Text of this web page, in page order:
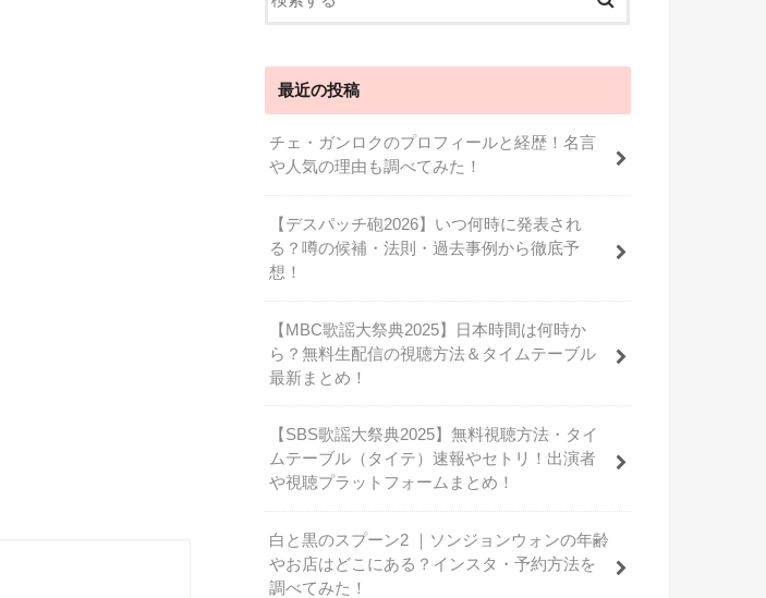
最近の投稿
チェ・ガンロクのプロフィールと経歴！名言
や人気の理由も調べてみた！
【デスパッチ砲2026】いつ何時に発表され
る？噂の候補・法則・過去事例から徹底予
想！
【MBC歌謡大祭典2025】日本時間は何時か
ら？無料生配信の視聴方法＆タイムテーブル
最新まとめ！
【SBS歌謡大祭典2025】無料視聴方法・タイ
ムテーブル（タイテ）速報やセトリ！出演者
や視聴プラットフォームまとめ！
白と黒のスプーン2 ｜ソンジョンウォンの年齢
やお店はどこにある？インスタ・予約方法を
調べてみた！